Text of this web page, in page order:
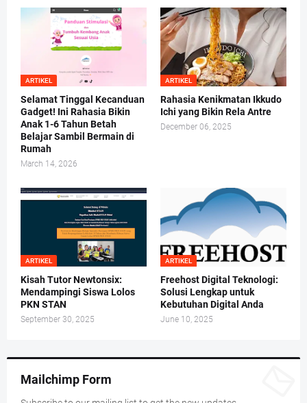
ARTIKEL
Selamat Tinggal Kecanduan
Gadget! Ini Rahasia Bikin
Anak 1-6 Tahun Betah
Belajar Sambil Bermain di
Rumah
March 14, 2026
ARTIKEL
Rahasia Kenikmatan Ikkudo
Ichi yang Bikin Rela Antre
December 06, 2025
ARTIKEL
Kisah Tutor Newtonsix:
Mendampingi Siswa Lolos
PKN STAN
September 30, 2025
ARTIKEL
Freehost Digital Teknologi:
Solusi Lengkap untuk
Kebutuhan Digital Anda
June 10, 2025
Mailchimp Form